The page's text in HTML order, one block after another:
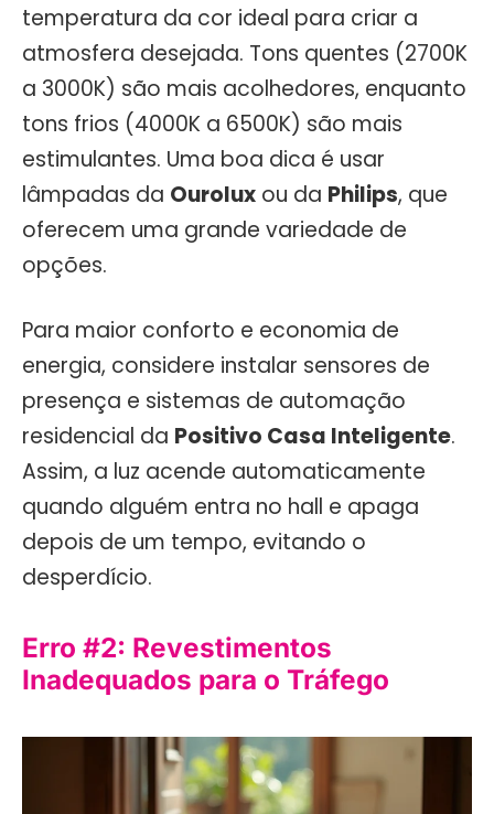
temperatura da cor ideal para criar a
atmosfera desejada. Tons quentes (2700K
a 3000K) são mais acolhedores, enquanto
tons frios (4000K a 6500K) são mais
estimulantes. Uma boa dica é usar
lâmpadas da Ourolux ou da Philips, que
oferecem uma grande variedade de
opções.
Para maior conforto e economia de
energia, considere instalar sensores de
presença e sistemas de automação
residencial da Positivo Casa Inteligente.
Assim, a luz acende automaticamente
quando alguém entra no hall e apaga
depois de um tempo, evitando o
desperdício.
Erro #2: Revestimentos
Inadequados para o Tráfego